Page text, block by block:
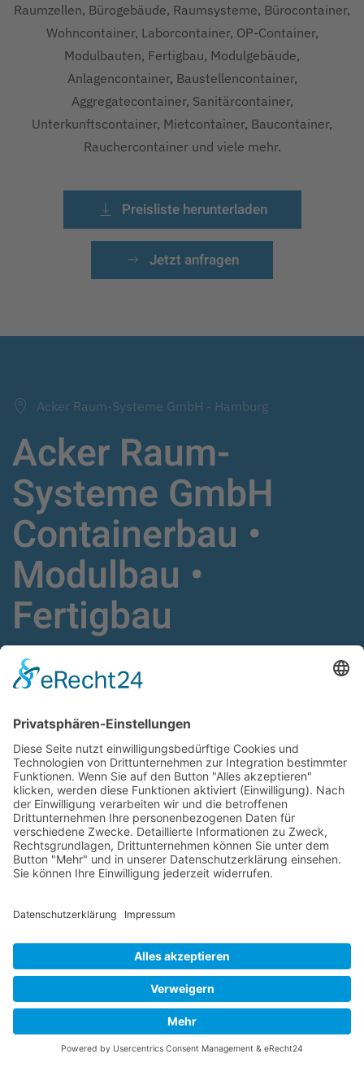
Raumzellen, Bürogebäude, Raumsysteme, Bürocontainer,
Wohncontainer, Laborcontainer, OP-Container,
Modulbauten, Fertigbau, Modulgebäude,
Anlagencontainer, Baustellencontainer,
Aggregatecontainer, Sanitärcontainer,
Unterkunftscontainer, Mietcontainer, Baucontainer,
Rauchercontainer und viele mehr.
Preisliste herunterladen
Jetzt anfragen
Acker Raum-Systeme GmbH - Hamburg
Acker Raum-
Systeme GmbH
Containerbau •
Modulbau •
Fertigbau
Schlüsselfertige Gebäudelösungen,
Fertigbau,
Modulgebäude und Containerseit
1992
Kontakt
Acker Raum-Systeme GmbH
Ludwig-Erhard-Straße 18